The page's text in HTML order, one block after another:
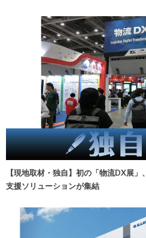
【現地取材・独自】初の「物流DX展
支援ソリューションが集結